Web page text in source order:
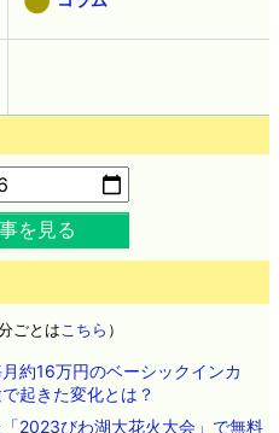
を見る
ごとはこちら ）
約16万円のベーシックインカ
起きた変化とは？
2023びわ湖大花火大会」で無料